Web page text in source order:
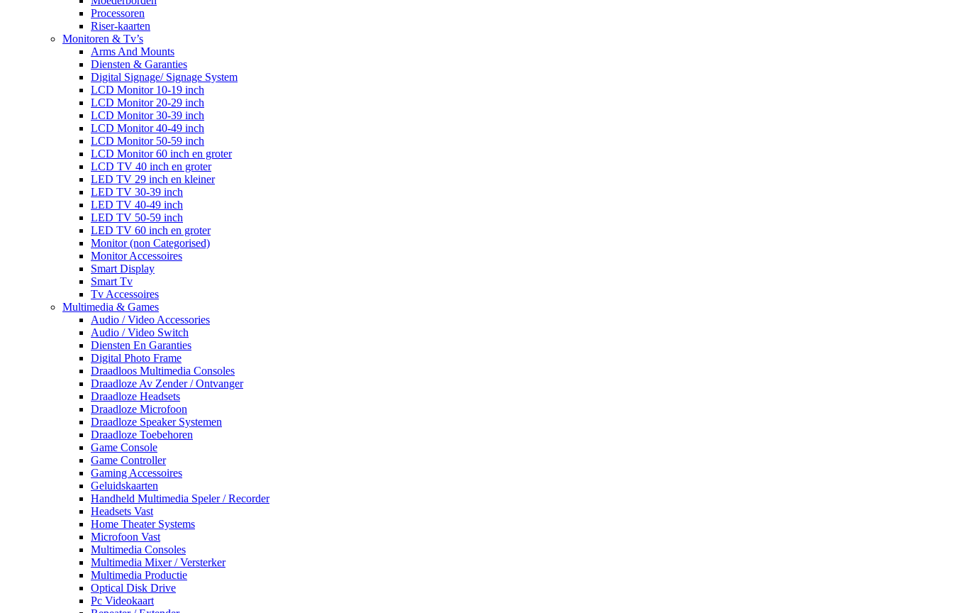
Processoren
Riser-kaarten
Monitoren & Tv’s
Arms And Mounts
Diensten & Garanties
Digital Signage/ Signage System
LCD Monitor 10-19 inch
LCD Monitor 20-29 inch
LCD Monitor 30-39 inch
LCD Monitor 40-49 inch
LCD Monitor 50-59 inch
LCD Monitor 60 inch en groter
LCD TV 40 inch en groter
LED TV 29 inch en kleiner
LED TV 30-39 inch
LED TV 40-49 inch
LED TV 50-59 inch
LED TV 60 inch en groter
Monitor (non Categorised)
Monitor Accessoires
Smart Display
Smart Tv
Tv Accessoires
Multimedia & Games
Audio / Video Accessories
Audio / Video Switch
Diensten En Garanties
Digital Photo Frame
Draadloos Multimedia Consoles
Draadloze Av Zender / Ontvanger
Draadloze Headsets
Draadloze Microfoon
Draadloze Speaker Systemen
Draadloze Toebehoren
Game Console
Game Controller
Gaming Accessoires
Geluidskaarten
Handheld Multimedia Speler / Recorder
Headsets Vast
Home Theater Systems
Microfoon Vast
Multimedia Consoles
Multimedia Mixer / Versterker
Multimedia Productie
Optical Disk Drive
Pc Videokaart